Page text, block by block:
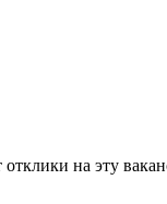
на эту